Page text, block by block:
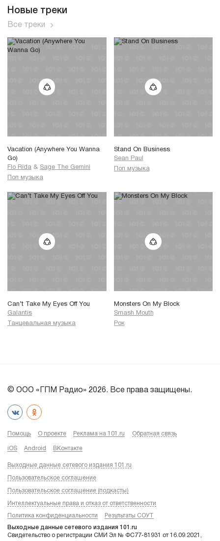
Новые треки
Все треки
Vacation (Anywhere You Wanna
Go)
Flo Rida & Sage The Gemini
Поп музыка
Stand On Business
Sean Paul
Поп музыка
Can’t Take My Eyes Off You
Galantis
Танцевальная музыка
Monsters On My Block
Smash Mouth
Рок
© ООО «ГПМ Радио» 2026. Все права защищены.
Помощь О проекте Реклама на 101.ru Обратная связь
iOS Android ВКонтакте
Выходные данные сетевого издания 101.ru
Пользовательское соглашение
Пользовательское соглашение (подкасты)
Интеллектуальные права и отказ от ответственности
Политика конфиденциальности Результаты СОУТ
Выходные данные сетевого издания 101.ru
Свидетельство о регистрации СМИ Эл № ФС77-81931 от 16.09.2021,